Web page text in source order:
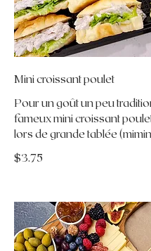
Mini croissant poulet
Pour un goût un peu
fameux mini croissant
lors de grande tablée
$3.75